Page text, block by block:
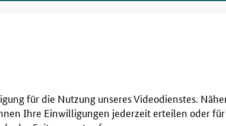
für die Nutzung unseres Videodienstes.
Ihre Einwilligungen jederzeit erteilen oder